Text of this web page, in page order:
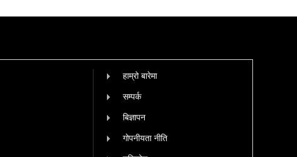
हाम्रो बारेमा
सम्पर्क
बिज्ञापन
गोपनीयता नीति